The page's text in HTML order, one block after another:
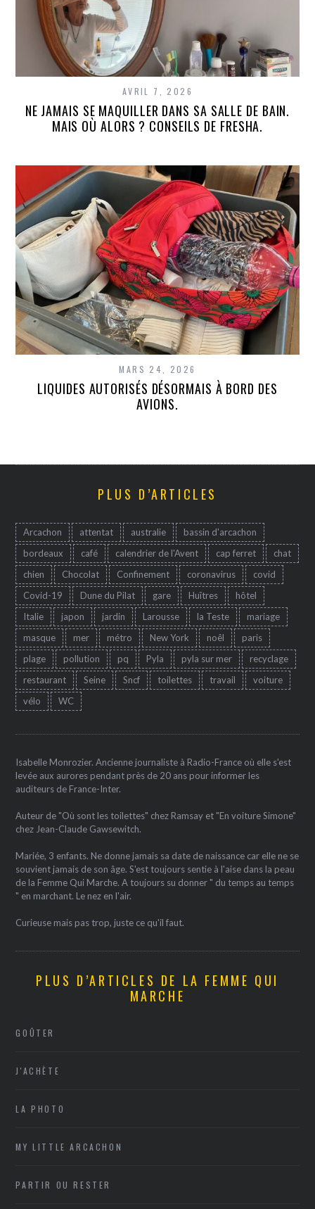
AVRIL 7, 2026
NE JAMAIS SE MAQUILLER DANS SA SALLE DE BAIN.
MAIS OÙ ALORS ? CONSEILS DE FRESHA.
MARS 24, 2026
LIQUIDES AUTORISÉS DÉSORMAIS À BORD DES
AVIONS.
PLUS D’ARTICLES
Arcachon attentat australie
bassin d'arcachon
bordeaux
café calendrier de l'Avent cap ferret
chat
chien
Chocolat Confinement coronavirus
covid
Covid-19
Dune du Pilat gare Huîtres
hôtel
Italie
japon jardin Larousse la Teste
mariage
masque
mer métro New York noêl
paris
plage
pollution pq Pyla pyla sur mer
recyclage
restaurant
Seine Sncf toilettes travail
voiture
vélo
WC
Isabelle Monrozier. Ancienne journaliste à Radio-France où elle s'est
levée aux aurores pendant près de 20 ans pour informer les
auditeurs de France-Inter.
Auteur de "Où sont les toilettes" chez Ramsay et "En voiture Simone"
chez Jean-Claude Gawsewitch.
Mariée, 3 enfants. Ne donne jamais sa date de naissance car elle ne se
souvient jamais de son âge. S'est toujours sentie à l'aise dans la peau
de la Femme Qui Marche. A toujours su donner " du temps au temps
" en marchant. Le nez en l'air.
Curieuse mais pas trop, juste ce qu'il faut.
PLUS D’ARTICLES DE LA FEMME QUI
MARCHE
GOÛTER
J'ACHÈTE
LA PHOTO
MY LITTLE ARCACHON
PARTIR OU RESTER